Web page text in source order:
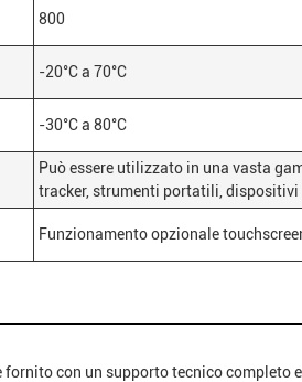
800
-20°C a 70°C
-30°C a 80°C
Può essere utilizzato in una vasta
tracker, strumenti portatili,
Funzionamento opzionale
fornito con un supporto tecnico